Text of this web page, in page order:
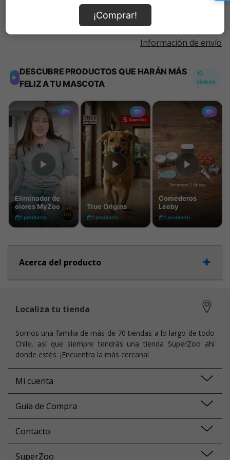
Información de envío
Acerca del producto
¡Comprar!
Localiza tu tienda
Somos una familia de más de 70 tiendas a lo largo de todo
Chile, así que siempre tendrás una tienda SuperZoo ahí
donde estés. ¡Encuentra la más cercana!
Mi cuenta
Guía de Compra
Contacto
SuperZoo